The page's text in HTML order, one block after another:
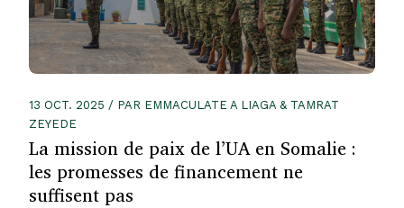
13 OCT. 2025 / PAR EMMACULATE A LIAGA & TAMRAT
ZEYEDE
La mission de paix de l’UA en Somalie :
les promesses de financement ne
suffisent pas